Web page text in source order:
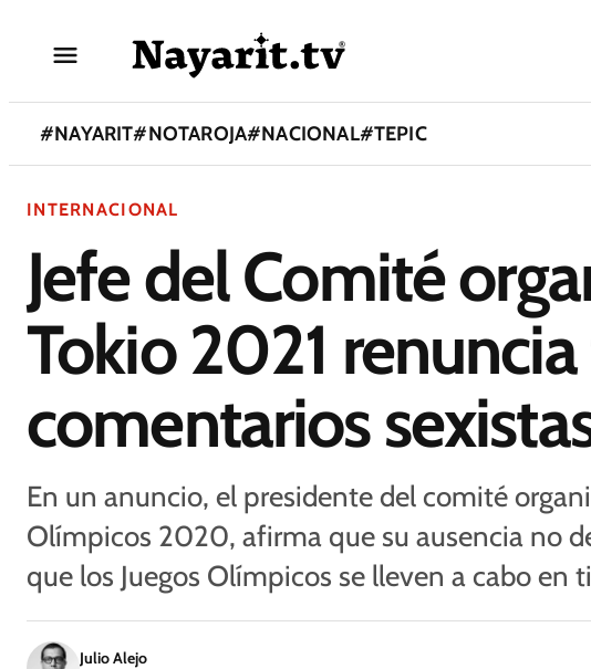
#NAYARIT#NOTAROJA#NACIONAL#TEPIC
INTERNACIONAL
Jefe del Comité
Tokio 2021
comentarios
En un anuncio, el presidente del comité
Olímpicos 2020, afirma que su ausencia no
que los Juegos Olímpicos se lleven a cabo en
Julio Alejo